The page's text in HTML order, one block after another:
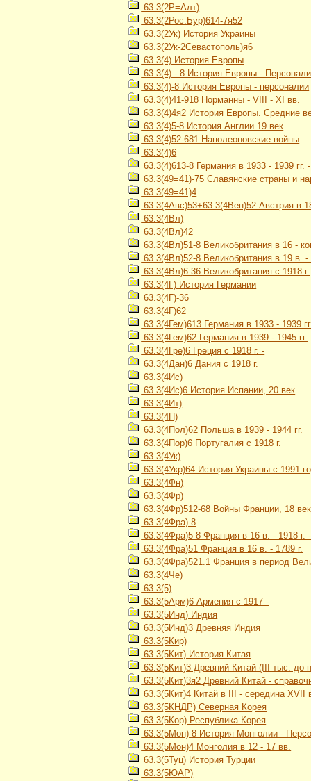
63.3(2Р=Алт)
63.3(2Рос.Бур)614-7я52
63.3(2Ук) История Украины
63.3(2Ук-2Севастополь)я6
63.3(4) История Европы
63.3(4) - 8 История Европы -
63.3(4)-8 История Европы - персоналии
63.3(4)41-918 Норманны - VIII - XI вв.
63.3(4)4я2 История Европы. Средние
63.3(4)5-8 История Англии 19 век
63.3(4)52-681 Наполеоновские войны
63.3(4)6
63.3(4)613-8 Германия в 1933 - 1939 гг.
63.3(49=41)-75 Славянские страны и
63.3(49=41)4
63.3(4Авс)53+63.3(4Вен)52 Австрия в
63.3(4Вл)
63.3(4Вл)42
63.3(4Вл)51-8 Великобритания в 16 -
63.3(4Вл)52-8 Великобритания в 19 в. -
63.3(4Вл)6-36 Великобритания с 1918 г.
63.3(4Г) История Германии
63.3(4Г)-36
63.3(4Г)62
63.3(4Гем)613 Германия в 1933 - 1939
63.3(4Гем)62 Германия в 1939 - 1945 гг.
63.3(4Гре)6 Греция с 1918 г. -
63.3(4Дан)6 Дания с 1918 г.
63.3(4Ис)
63.3(4Ис)6 История Испании, 20 век
63.3(4Ит)
63.3(4П)
63.3(4Пол)62 Польша в 1939 - 1944 гг.
63.3(4Пор)6 Португалия с 1918 г.
63.3(4Ук)
63.3(4Укр)64 История Украины с 1991
63.3(4Фн)
63.3(4Фр)
63.3(4Фр)512-68 Войны Франции, 18 век
63.3(4Фра)-8
63.3(4Фра)5-8 Франция в 16 в. - 1918 г.
63.3(4Фра)51 Франция в 16 в. - 1789 г.
63.3(4Фра)521.1 Франция в период
63.3(4Че)
63.3(5)
63.3(5Арм)6 Армения с 1917 -
63.3(5Инд) Индия
63.3(5Инд)3 Древняя Индия
63.3(5Кир)
63.3(5Кит) История Китая
63.3(5Кит)3 Древний Китай (III тыс. до
63.3(5Кит)3я2 Древний Китай -
63.3(5Кит)4 Китай в III - середина XVII
63.3(5КНДР) Северная Корея
63.3(5Кор) Республика Корея
63.3(5Мон)-8 История Монголии -
63.3(5Мон)4 Монголия в 12 - 17 вв.
63.3(5Туц) История Турции
63.3(5ЮАР)